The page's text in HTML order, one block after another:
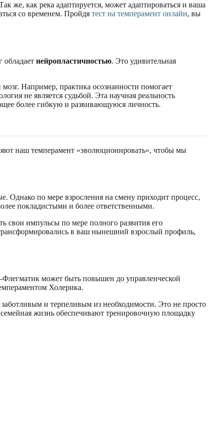
же, как река адаптируется, может адаптироваться и ваша
со временем. Пройдя тест на темперамент онлайн, вы
обладает нейропластичностью. Это удивительная
Например, практика осознанности помогает
не является судьбой. Эта научная реальность
более гибкую и развивающуюся личность.
наш темперамент «эволюционировать», чтобы мы
Однако по мере взросления на смену приходит процесс,
покладистыми и более ответственными.
свои импульсы по мере полного развития его
в ваш нынешний взрослый профиль,
Флегматик может быть повышен до управленческой
Холерика.
и терпеливым из необходимости. Это не просто
жизнь обеспечивают тренировочную площадку